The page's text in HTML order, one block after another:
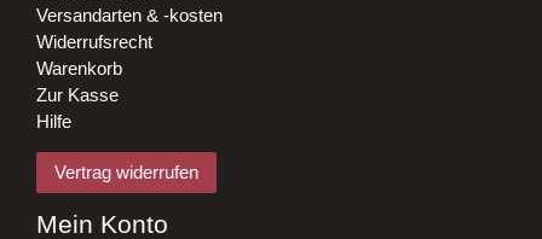
Versandarten & -kosten
Widerrufsrecht
Warenkorb
Zur Kasse
Hilfe
Vertrag widerrufen
Mein Konto